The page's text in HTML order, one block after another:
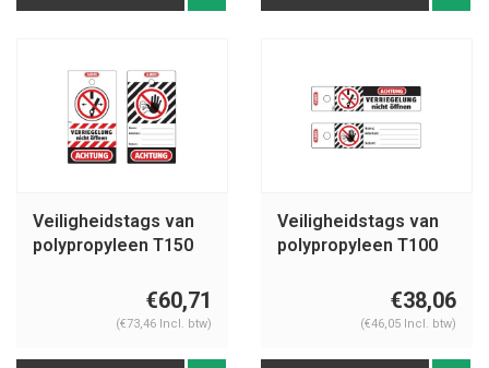
Veiligheidstags van
polypropyleen T150
€60,71
(€73,46 Incl. btw)
Veiligheidstags van
polypropyleen T100
€38,06
(€46,05 Incl. btw)